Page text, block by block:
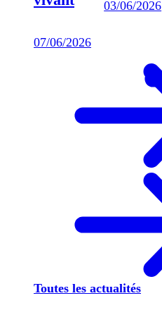
07/06/2026
03/06/2026
Toutes les actualités